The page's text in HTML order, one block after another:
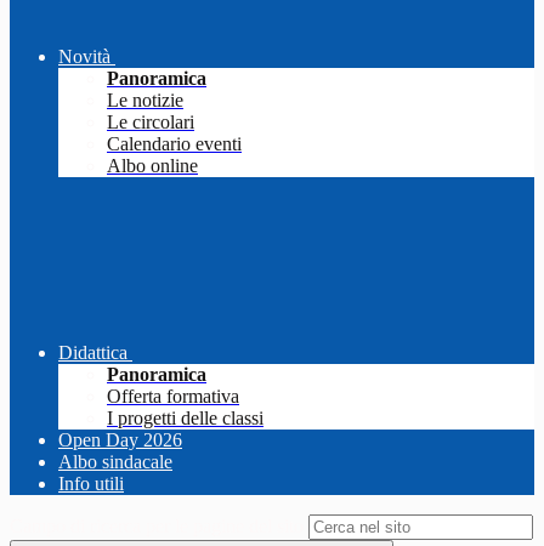
Novità
Panoramica
Le notizie
Le circolari
Calendario eventi
Albo online
Didattica
Panoramica
Offerta formativa
I progetti delle classi
Open Day 2026
Albo sindacale
Info utili